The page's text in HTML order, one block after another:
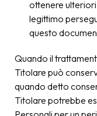
ottenere
legittimo
questo
Quando il
Titolare può
quando detto
Titolare potrebbe